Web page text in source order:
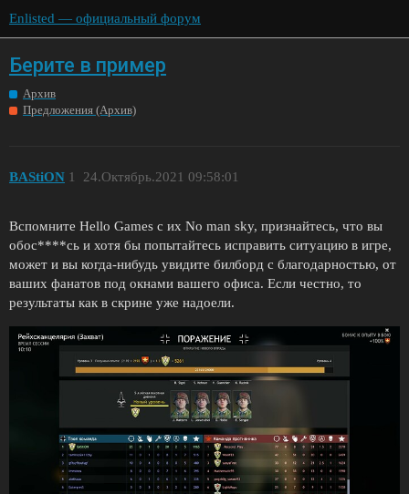
Enlisted — официальный форум
Берите в пример
Архив
Предложения (Архив)
BAStiON 24.Октябрь.2021 09:58:01
1
Вспомните Hello Games с их No man sky, признайтесь, что вы
обос****сь и хотя бы попытайтесь исправить ситуацию в игре,
может и вы когда-нибудь увидите билборд с благодарностью, от
ваших фанатов под окнами вашего офиса. Если честно, то
результаты как в скрине уже надоели.